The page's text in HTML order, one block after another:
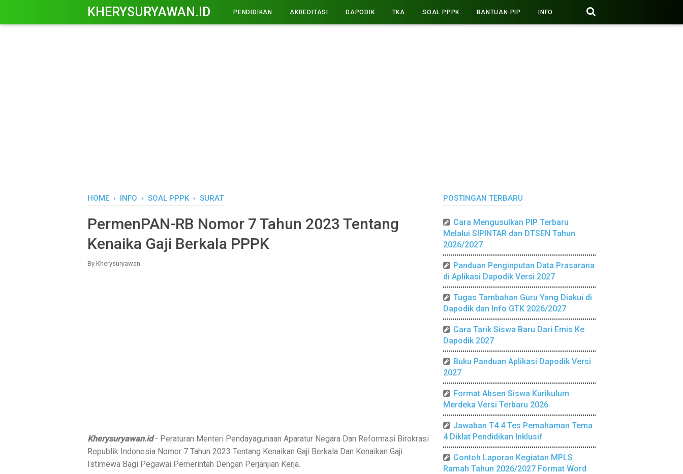
KHERYSURYAWAN.ID PENDIDIKAN AKREDITASI DAPODIK TKA SOAL PPPK BANTUAN PIP INFO
HOME › INFO › SOAL PPPK › SURAT
PermenPAN-RB Nomor 7 Tahun 2023 Tentang
Kenaika Gaji Berkala PPPK
By Kherysuryawan
Kherysuryawan.id- Peraturan Menteri Pendayagunaan Aparatur Negara Dan Reformasi Birokrasi
Republik Indonesia Nomor 7 Tahun 2023 Tentang Kenaikan Gaji Berkala Dan Kenaikan Gaji
Istimewa Bagi Pegawai Pemerintah Dengan Perjanjian Kerja.
POSTINGAN TERBARU
Cara Mengusulkan PIP Terbaru
Melalui SIPINTAR dan DTSEN Tahun
2026/2027
Panduan Penginputan Data Prasarana
di Aplikasi Dapodik Versi 2027
Tugas Tambahan Guru Yang Diakui di
Dapodik dan Info GTK 2026/2027
Cara Tarik Siswa Baru Dari Emis Ke
Dapodik 2027
Buku Panduan Aplikasi Dapodik Versi
2027
Format Absen Siswa Kurikulum
Merdeka Versi Terbaru 2026
Jawaban T4.4 Tes Pemahaman Tema
4 Diklat Pendidikan Inklusif
Contoh Laporan Kegiatan MPLS
Ramah Tahun 2026/2027 Format Word